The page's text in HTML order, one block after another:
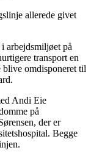
allerede givet
arbejdsmiljøet på
transport en
blive omdisponeret til
Andi Eie
på
der er
Begge